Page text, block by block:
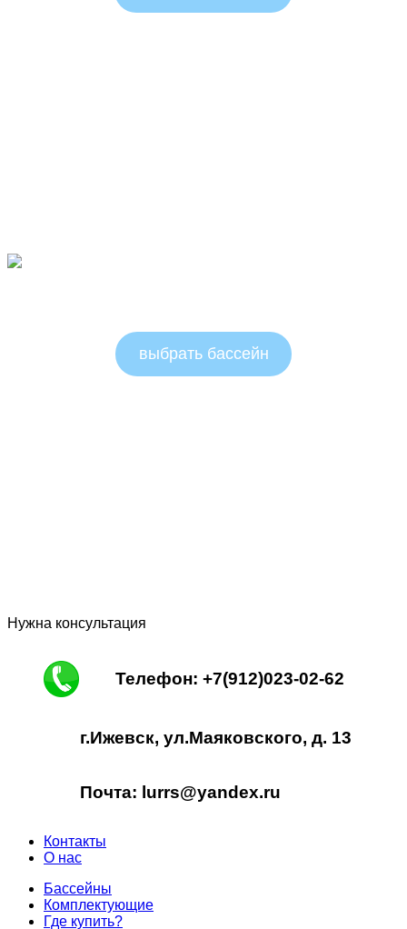
выбрать бассейн
Нужна консультация
Телефон: +7(912)023-02-62
г.Ижевск, ул.Маяковского, д. 13
Почта: lurrs@yandex.ru
Контакты
О нас
Бассейны
Комплектующие
Где купить?